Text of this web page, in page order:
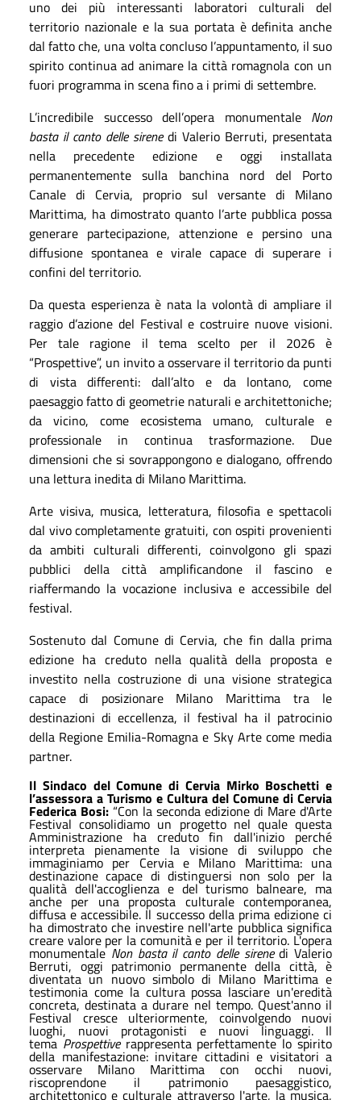
uno dei più interessanti laboratori culturali del
territorio nazionale e la sua portata è definita anche
dal fatto che, una volta concluso l’appuntamento, il suo
spirito continua ad animare la città romagnola con un
fuori programma in scena fino a i primi di settembre.
L’incredibile successo dell’opera monumentale Non
basta il canto delle sirenedi Valerio Berruti, presentata
nella precedente edizione e oggi installata
permanentemente sulla banchina nord del Porto
Canale di Cervia, proprio sul versante di Milano
Marittima, ha dimostrato quanto l’arte pubblica possa
generare partecipazione, attenzione e persino una
diffusione spontanea e virale capace di superare i
confini del territorio.
Da questa esperienza è nata la volontà di ampliare il
raggio d’azione del Festival e costruire nuove visioni.
Per tale ragione il tema scelto per il 2026 è
“Prospettive”, un invito a osservare il territorio da punti
di vista differenti: dall’alto e da lontano, come
paesaggio fatto di geometrie naturali e architettoniche;
da vicino, come ecosistema umano, culturale e
professionale in continua trasformazione. Due
dimensioni che si sovrappongono e dialogano, offrendo
una lettura inedita di Milano Marittima.
Arte visiva, musica, letteratura, filosofia e spettacoli
dal vivo completamente gratuiti, con ospiti provenienti
da ambiti culturali differenti, coinvolgono gli spazi
pubblici della città amplificandone il fascino e
riaffermando la vocazione inclusiva e accessibile del
festival.
Sostenuto dal Comune di Cervia, che fin dalla prima
edizione ha creduto nella qualità della proposta e
investito nella costruzione di una visione strategica
capace di posizionare Milano Marittima tra le
destinazioni di eccellenza, il festival ha il patrocinio
della Regione Emilia-Romagna e Sky Arte come media
partner.
Il Sindaco del Comune di Cervia Mirko Boschetti e
l’assessora a Turismo e Cultura del Comune di Cervia
Federica Bosi: “Con la seconda edizione di Mare d'Arte
Festival consolidiamo un progetto nel quale questa
Amministrazione ha creduto fin dall'inizio perché
interpreta pienamente la visione di sviluppo che
immaginiamo per Cervia e Milano Marittima: una
destinazione capace di distinguersi non solo per la
qualità dell'accoglienza e del turismo balneare, ma
anche per una proposta culturale contemporanea,
diffusa e accessibile. Il successo della prima edizione ci
ha dimostrato che investire nell'arte pubblica significa
creare valore per la comunità e per il territorio. L'opera
monumentale Non basta il canto delle sirenedi Valerio
Berruti, oggi patrimonio permanente della città, è
diventata un nuovo simbolo di Milano Marittima e
testimonia come la cultura possa lasciare un'eredità
concreta, destinata a durare nel tempo. Quest'anno il
Festival cresce ulteriormente, coinvolgendo nuovi
luoghi, nuovi protagonisti e nuovi linguaggi. Il
tema Prospettiverappresenta perfettamente lo spirito
della manifestazione: invitare cittadini e visitatori a
osservare Milano Marittima con occhi nuovi,
riscoprendone il patrimonio paesaggistico,
architettonico e culturale attraverso l'arte, la musica,